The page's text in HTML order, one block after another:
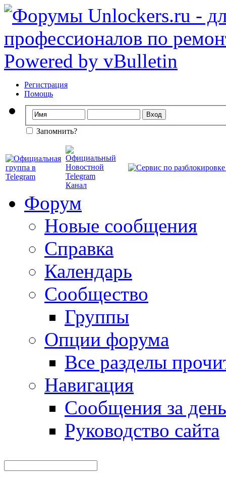
Регистрация
Помощь
Запомнить?
Форум
Новые сообщения
Справка
Календарь
Сообщество
Группы
Опции форума
Все разделы
Навигация
Сообщения за день
Руководство сайта